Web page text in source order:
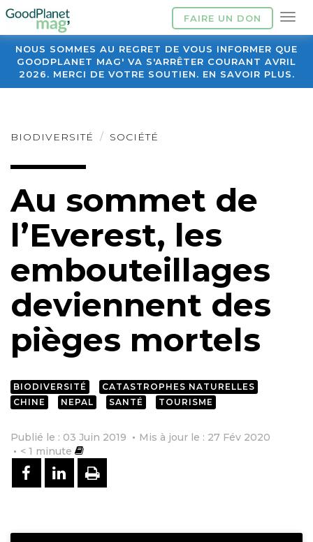
FAIRE UN DON
NOUS SOMMES AU REGRET DE VOUS INFORMER QUE
GOODPLANET MAG' VA S'ARRÊTER COURANT AVRIL
2026. MERCI DE VOTRE SOUTIEN. EN SAVOIR PLUS.
BIODIVERSITÉ SOCIÉTÉ
Au sommet de
l’Everest, les
embouteillages
deviennent des
pièges mortels
BIODIVERSITÉ
CATASTROPHES NATURELLES
CHINE
NEPAL SANTÉ TOURISME
Publié le : 03 Juin 2019
Mis à jour le : 27 Fév 2020
< 1 minute
PARTAGER SUR FACEBOOK
PARTAGER SUR LINKEDIN
IMPRIMER